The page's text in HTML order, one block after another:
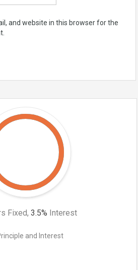
and website in this browser for the
Fixed, 3.5% Interest
and Interest